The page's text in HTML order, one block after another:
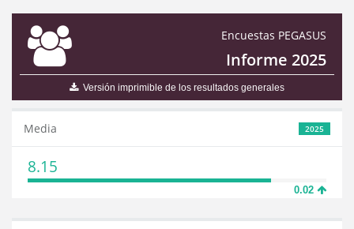
Encuestas PEGASUS
Informe 2025
Versión imprimible de los resultados generales
2025
Media
8.15
0.02